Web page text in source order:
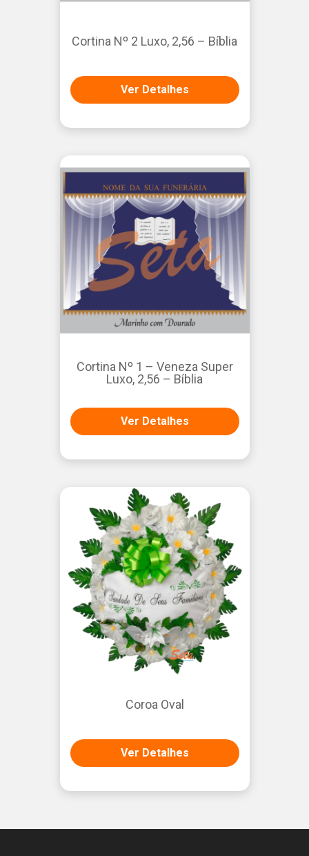
Cortina Nº 2 Luxo, 2,56 – Bíblia
Ver Detalhes
Cortina Nº 1 – Veneza Super
Luxo, 2,56 – Bíblia
Ver Detalhes
Coroa Oval
Ver Detalhes